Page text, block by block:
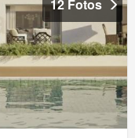
12 Fotos